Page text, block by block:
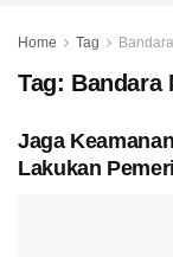
Home Tag
Tag: Bandara
Jaga
Lakukan